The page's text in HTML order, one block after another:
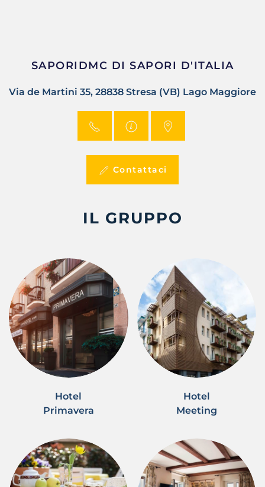
SAPORIDMC DI SAPORI D'ITALIA
Via de Martini 35, 28838 Stresa (VB) Lago Maggiore
Contattaci
IL GRUPPO
Hotel
Primavera
Hotel
Meeting